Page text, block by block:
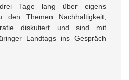
Tage lang über eigens
den Themen Nachhaltigkeit,
diskutiert und sind mit
Landtags ins Gespräch